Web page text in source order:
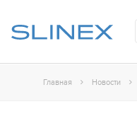
Главная Новости